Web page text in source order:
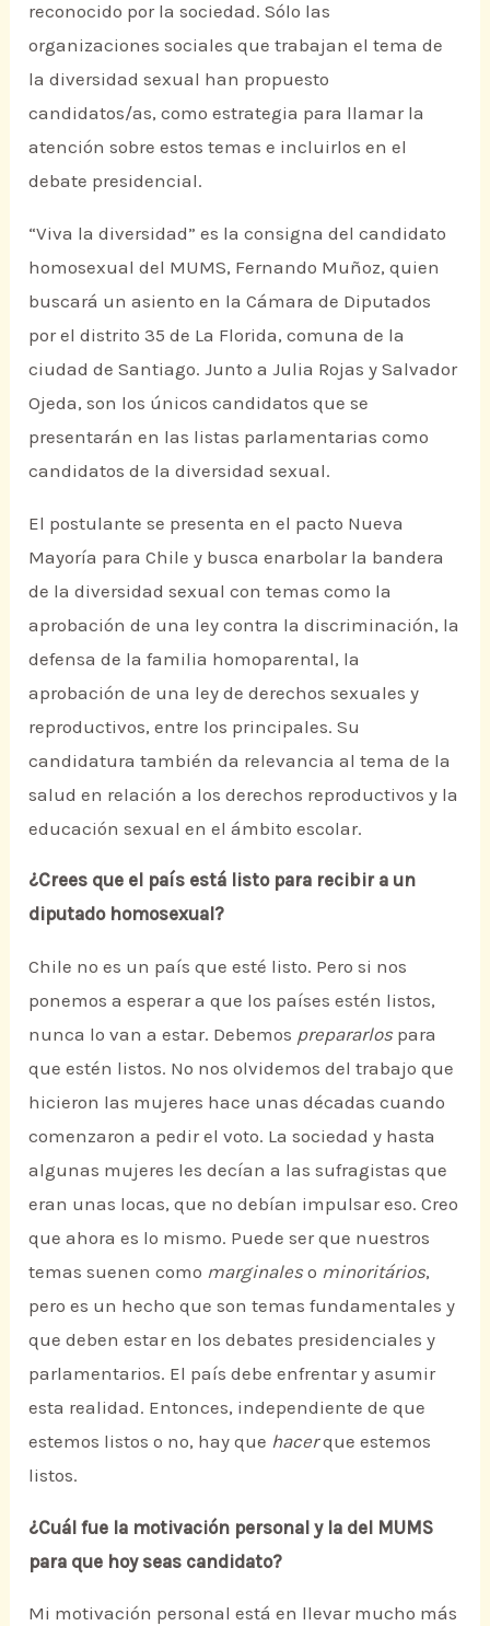
reconocido por la sociedad. Sólo las
organizaciones sociales que trabajan el tema de
la diversidad sexual han propuesto
candidatos/as, como estrategia para llamar la
atención sobre estos temas e incluirlos en el
debate presidencial.
“Viva la diversidad” es la consigna del candidato
homosexual del MUMS, Fernando Muñoz, quien
buscará un asiento en la Cámara de Diputados
por el distrito 35 de La Florida, comuna de la
ciudad de Santiago. Junto a Julia Rojas y Salvador
Ojeda, son los únicos candidatos que se
presentarán en las listas parlamentarias como
candidatos de la diversidad sexual.
El postulante se presenta en el pacto Nueva
Mayoría para Chile y busca enarbolar la bandera
de la diversidad sexual con temas como la
aprobación de una ley contra la discriminación, la
defensa de la familia homoparental, la
aprobación de una ley de derechos sexuales y
reproductivos, entre los principales. Su
candidatura también da relevancia al tema de la
salud en relación a los derechos reproductivos y la
educación sexual en el ámbito escolar.
¿Crees que el país está listo para recibir a un
diputado homosexual?
Chile no es un país que esté listo. Pero si nos
ponemos a esperar a que los países estén listos,
nunca lo van a estar. Debemos prepararlos para
que estén listos. No nos olvidemos del trabajo que
hicieron las mujeres hace unas décadas cuando
comenzaron a pedir el voto. La sociedad y hasta
algunas mujeres les decían a las sufragistas que
eran unas locas, que no debían impulsar eso. Creo
que ahora es lo mismo. Puede ser que nuestros
temas suenen como marginales o minoritários,
pero es un hecho que son temas fundamentales y
que deben estar en los debates presidenciales y
parlamentarios. El país debe enfrentar y asumir
esta realidad. Entonces, independiente de que
estemos listos o no, hay que hacerque estemos
listos.
¿Cuál fue la motivación personal y la del MUMS
para que hoy seas candidato?
Mi motivación personal está en llevar mucho más